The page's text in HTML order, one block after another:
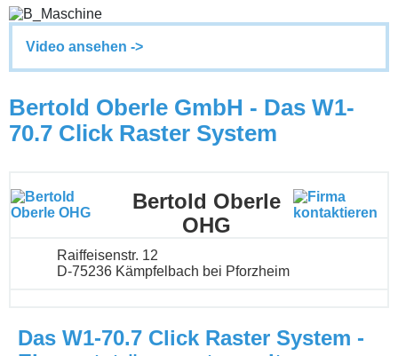
Video ansehen ->
Bertold Oberle GmbH - Das W1-
70.7 Click Raster System
Bertold Oberle
OHG
Raiffeisenstr. 12
D-75236 Kämpfelbach bei Pforzheim
Das W1-70.7 Click Raster System -